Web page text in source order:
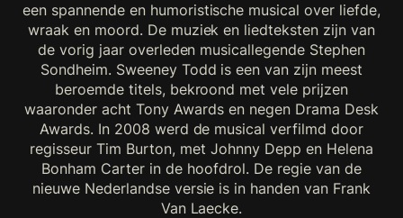
een spannende en humoristische musical over liefde,
wraak en moord. De muziek en liedteksten zijn van
de vorig jaar overleden musicallegende Stephen
Sondheim. Sweeney Todd is een van zijn meest
beroemde titels, bekroond met vele prijzen
waaronder acht Tony Awards en negen Drama Desk
Awards. In 2008 werd de musical verfilmd door
regisseur Tim Burton, met Johnny Depp en Helena
Bonham Carter in de hoofdrol. De regie van de
nieuwe Nederlandse versie is in handen van Frank
Van Laecke.